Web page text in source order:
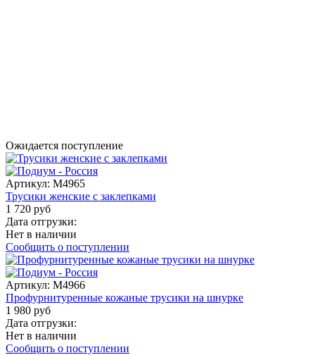
Ожидается поступление
Артикул: M4965
Трусики женские с заклепками
1 720 руб
Дата отгрузки:
Нет в наличии
Сообщить о поступлении
Артикул: M4966
Профурнитуренные кожаные трусики на шнурке
1 980 руб
Дата отгрузки:
Нет в наличии
Сообщить о поступлении